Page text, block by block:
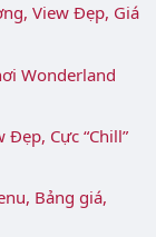
View Đẹp, Giá
Wonderland
Cực “Chill”
Bảng giá,